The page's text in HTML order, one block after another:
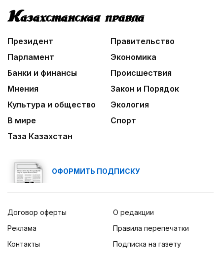
Леонардо Ди Каприо и глава Amazon
анонсировали совместный проект
«Человек-паук 4: Новый день» стал самым
кассовым фильмом 2026 года
Президент
Правительство
Парламент
Экономика
Банки и финансы
Происшествия
Мнения
Закон и Порядок
Культура и общество
Экология
В мире
Спорт
Таза Казахстан
ОФОРМИТЬ ПОДПИСКУ
Договор оферты
Реклама
Контакты
О редакции
Правила перепечатки
Подписка на газету